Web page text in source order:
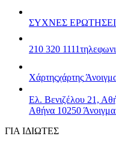
ΣΥΧΝΕΣ
210 320 1111
Χάρτηςχάρτης
Ελ. Βενιζέλου 21,
Αθήνα 10250
ΓΙΑ ΙΔΙΩΤΕΣ